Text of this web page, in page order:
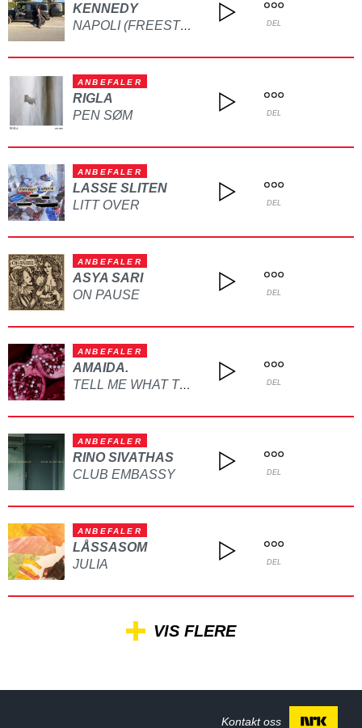
KENNEDY
NAPOLI (FREESTYLE) DEL
ANBEFALER
RIGLA
PEN SØM
DEL
ANBEFALER
LASSE SLITEN
LITT OVER
DEL
ANBEFALER
ASYA SARI
ON PAUSE
DEL
ANBEFALER
AMAIDA.
TELL ME WHAT TO DO DEL
ANBEFALER
RINO SIVATHAS
CLUB EMBASSY
DEL
ANBEFALER
LÅSSASOM
JULIA
DEL
VIS FLERE
Kontakt oss